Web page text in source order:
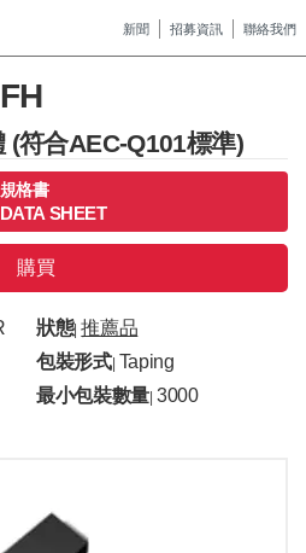
新聞 招募資訊 聯絡我們
(符合AEC-Q101標準)
規格書
DATA SHEET
購買
狀態|推薦品
包裝形式| Taping
最小包裝數量 |3000